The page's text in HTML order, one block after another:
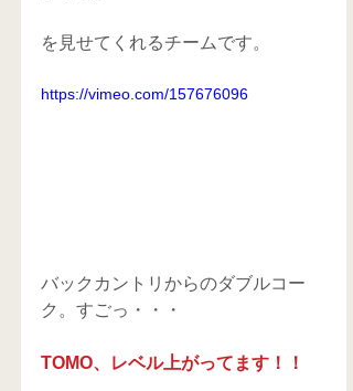
を見せてくれるチームです。
https://vimeo.com/157676096
バックカントリからのダブルコー
ク。すごっ・・・
TOMO、レベル上がってます！！